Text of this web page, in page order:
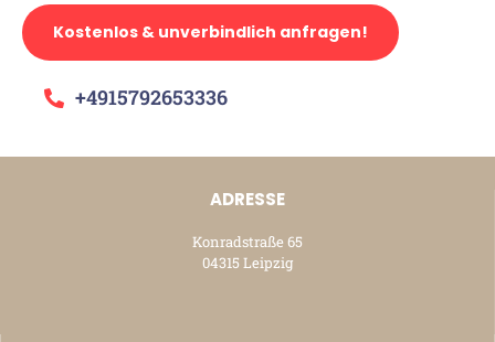
Kostenlos & unverbindlich anfragen!
+4915792653336
ADRESSE
Konradstraße 65
04315 Leipzig